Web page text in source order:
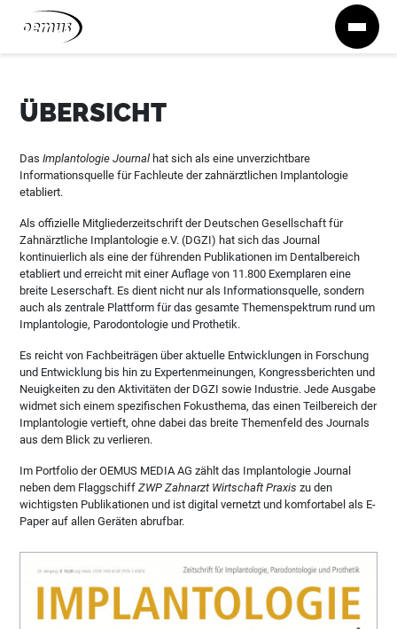
Zum Inhalt springen
ÜBERSICHT
DasImplantologie Journal hat sich als eine unverzichtbare
Informationsquelle für Fachleute der zahnärztlichen Implantologie
etabliert.
Als offizielle Mitgliederzeitschrift der Deutschen Gesellschaft für
Zahnärztliche Implantologie e.V. (DGZI) hat sich das Journal
kontinuierlich als eine der führenden Publikationen im Dentalbereich
etabliert und erreicht mit einer Auflage von 11.800 Exemplaren eine
breite Leserschaft. Es dient nicht nur als Informationsquelle, sondern
auch als zentrale Plattform für das gesamte Themenspektrum rund um
Implantologie, Parodontologie und Prothetik.
Es reicht von Fachbeiträgen über aktuelle Entwicklungen in Forschung
und Entwicklung bis hin zu Expertenmeinungen, Kongressberichten und
Neuigkeiten zu den Aktivitäten der DGZI sowie Industrie. Jede Ausgabe
widmet sich einem spezifischen Fokusthema, das einen Teilbereich der
Implantologie vertieft, ohne dabei das breite Themenfeld des Journals
aus dem Blick zu verlieren.
Im Portfolio der OEMUS MEDIA AG zählt das Implantologie Journal
neben dem FlaggschiffZWP Zahnarzt Wirtschaft Praxiszu den
wichtigsten Publikationen und ist digital vernetzt und komfortabel als E-
Paper auf allen Geräten abrufbar.